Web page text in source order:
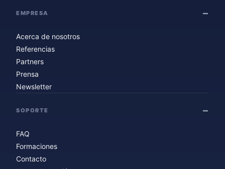
EMPRESA
Acerca de nosotros
Referencias
Partners
Prensa
Newsletter
SOPORTE
FAQ
Formaciones
Contacto